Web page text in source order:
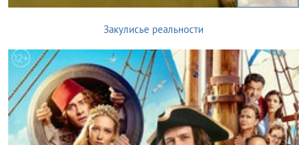
Закулисье реальности